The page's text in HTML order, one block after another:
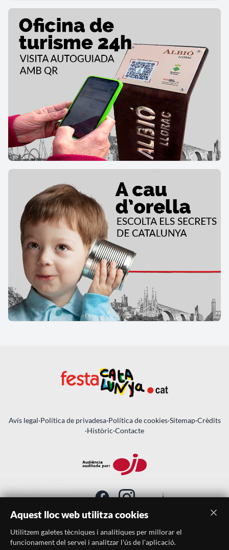
Avís legal·Política de privadesa·Política de cookies·Sitemap·Crèdits
·Històric·Contacte
SUBSCRIU-TE AL BUTLLETÍ
Aquest lloc web utilitza cookies
Utilitzem galetes tècniques i analítiques per millorar el
funcionament del servei i analitzar l'ús de l'aplicació.